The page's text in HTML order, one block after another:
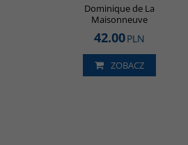
Dominique de La
Maisonneuve
42.00PLN
ZOBACZ